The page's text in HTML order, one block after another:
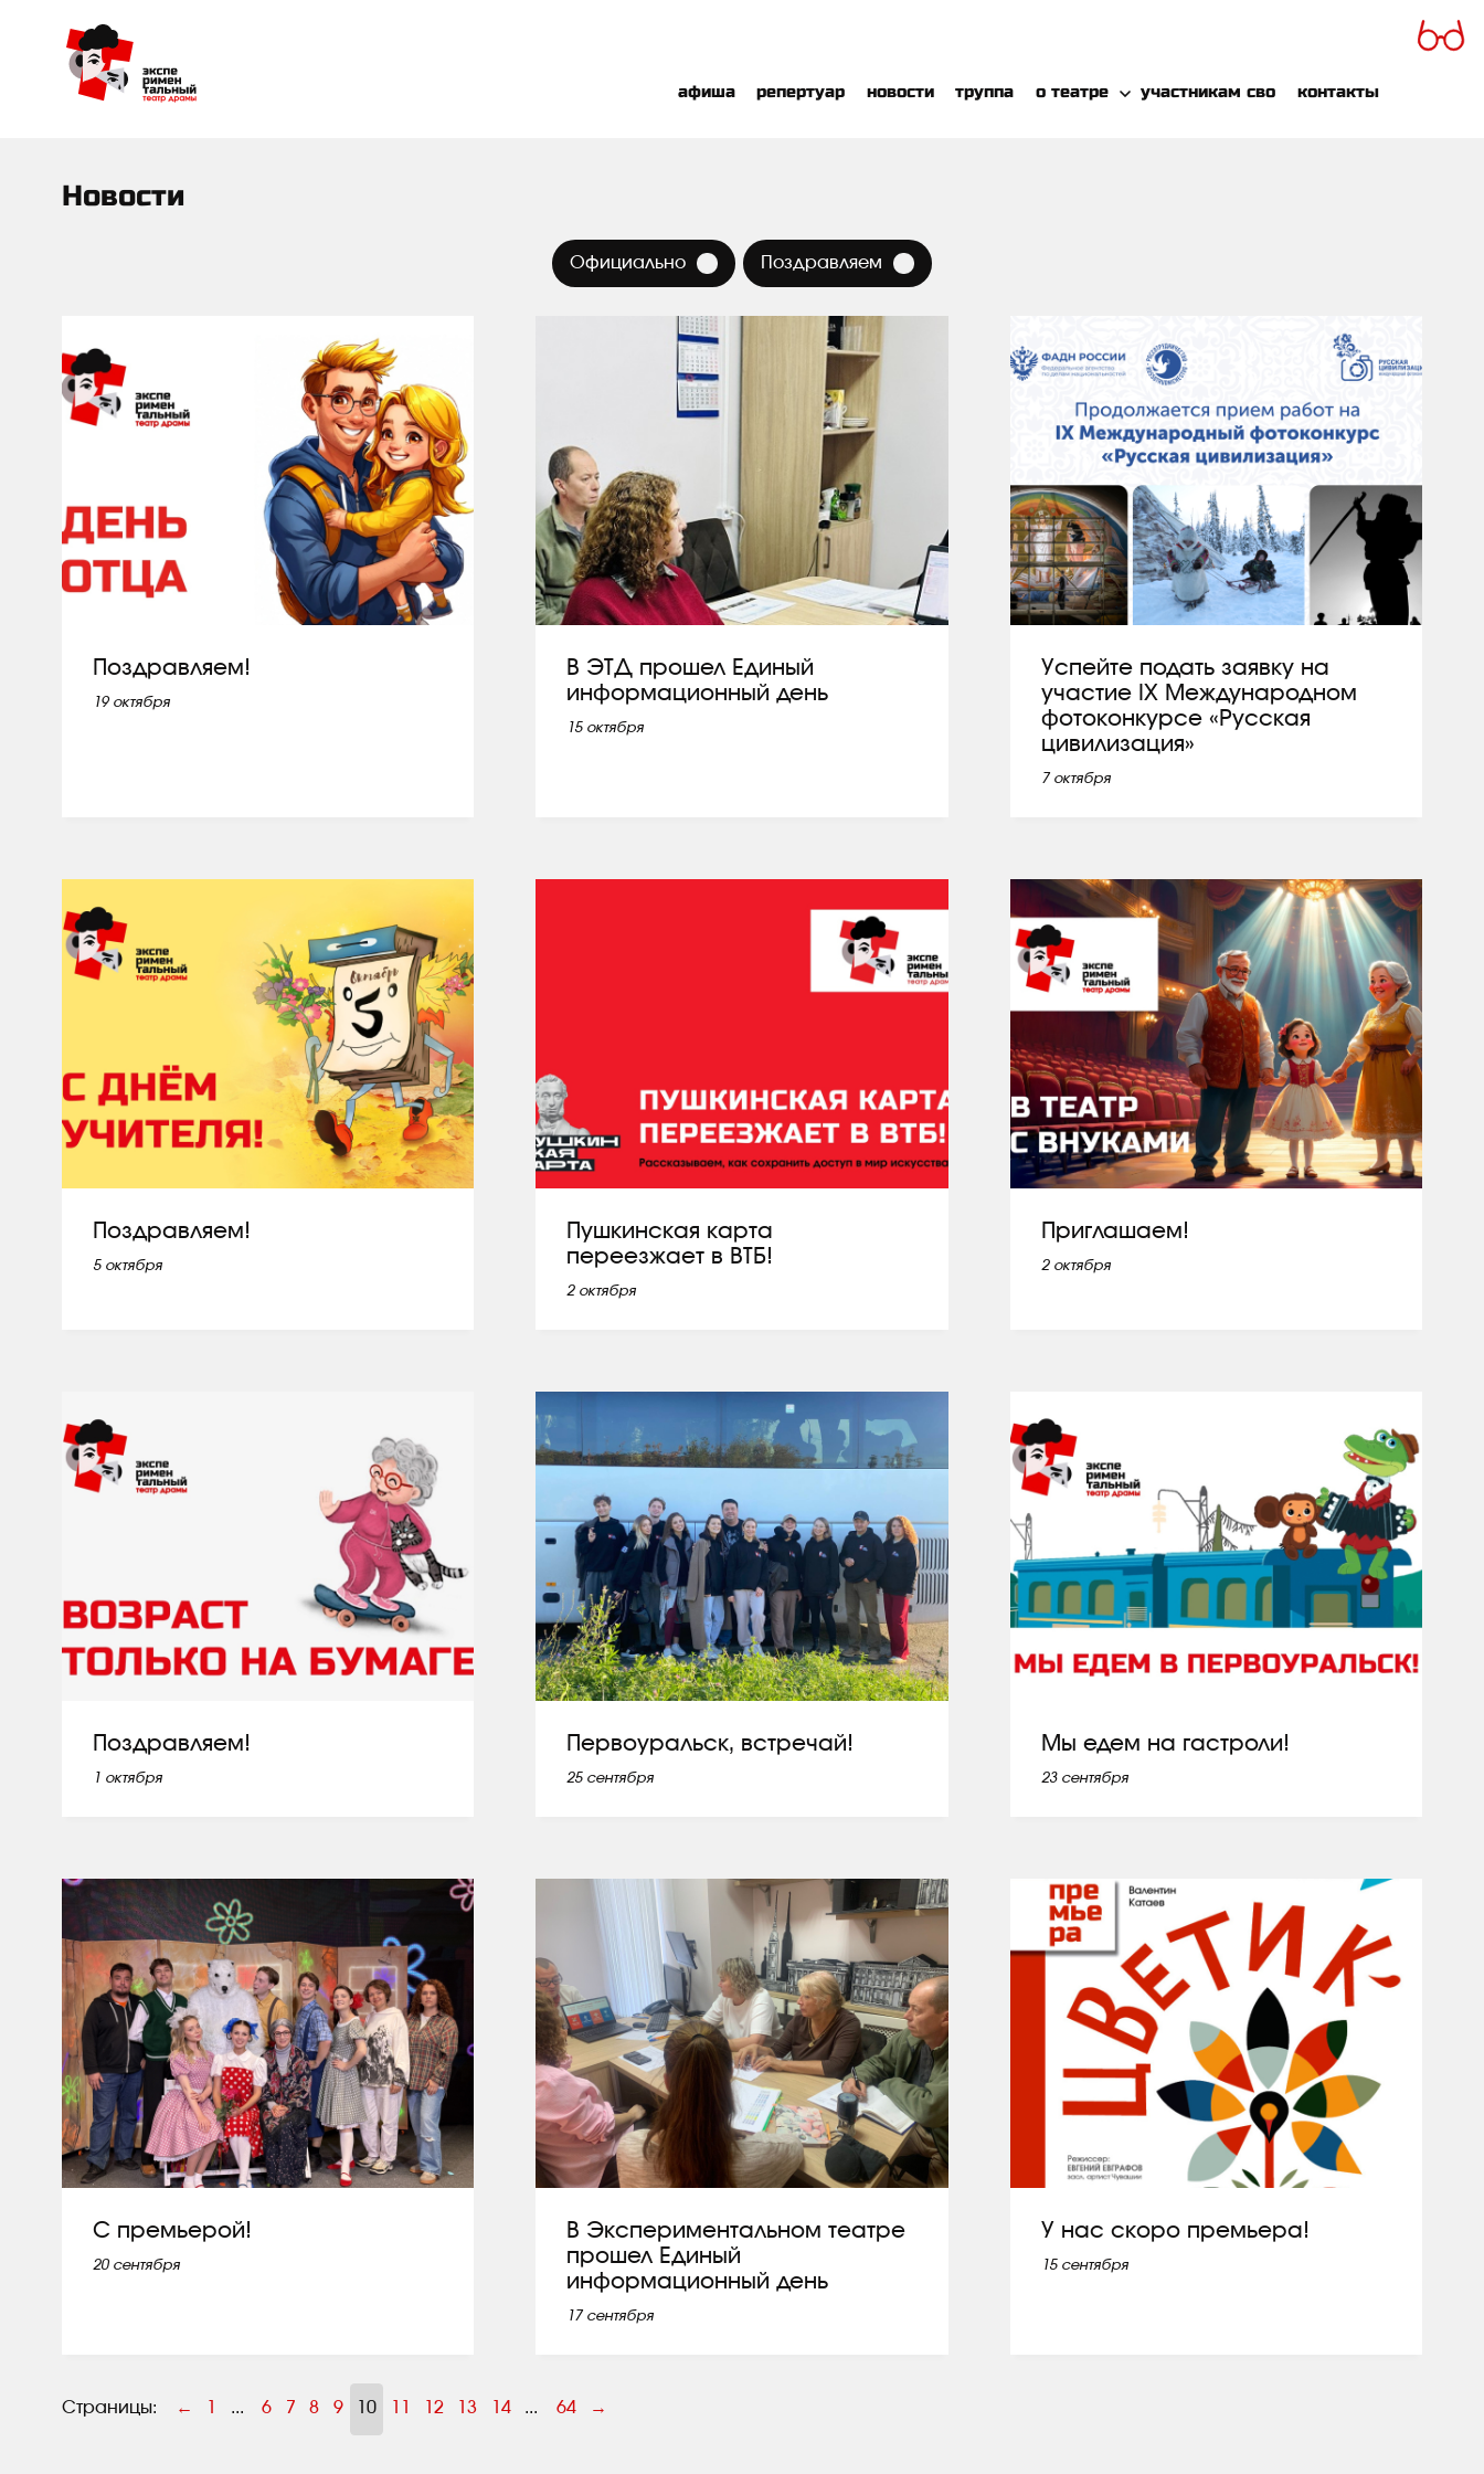
афиша репертуар новости труппа о театре участникам сво контакты
Новости
Официально × Поздравляем ×
Поздравляем!
19 октября
В ЭТД прошел Единый
информационный день
15 октября
Успейте подать заявку на
участие IX Международном
фотоконкурсе «Русская
цивилизация»
7 октября
Поздравляем!
5 октября
Пушкинская карта
переезжает в ВТБ!
2 октября
Приглашаем!
2 октября
Поздравляем!
1 октября
Первоуральск, встречай!
25 сентября
Мы едем на гастроли!
23 сентября
C премьерой!
20 сентября
В Экспериментальном театре
прошел Единый
информационный день
17 сентября
У нас скоро премьера!
15 сентября
Страницы: ← ... 6 7 8 9 10 12 13 14 ... 64 →